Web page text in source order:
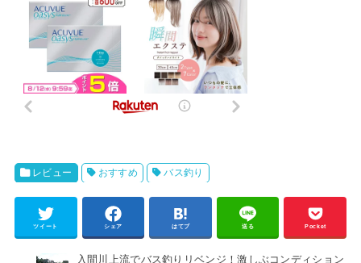
レビュー おすすめ バス釣り
ツイート シェア はてブ 送る Pocket
入間川上流でバス釣りリベンジ！激しぶコンディション